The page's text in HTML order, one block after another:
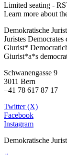
Limited seating -
Learn more about
Demokratische
Juristes Democrates
Giurist*
Giurist*a*s
Schwanengasse 9
3011 Bern
+41 78 617 87 17
Twitter (X)
Facebook
Instagram
Demokratische